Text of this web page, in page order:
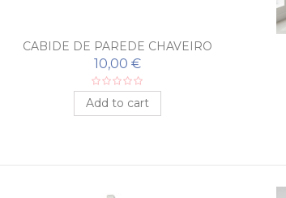
CABIDE DE PAREDE CHAVEIRO
10,00 €
Add to cart